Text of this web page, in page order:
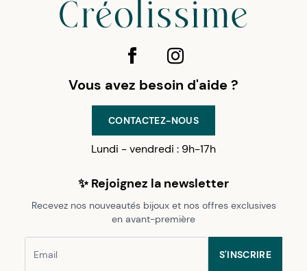
Vous avez besoin d'aide ?
CONTACTEZ-NOUS
Lundi - vendredi : 9h-17h
✨ Rejoignez la newsletter
Recevez nos nouveautés bijoux et nos offres exclusives
en avant-première
S'INSCRIRE